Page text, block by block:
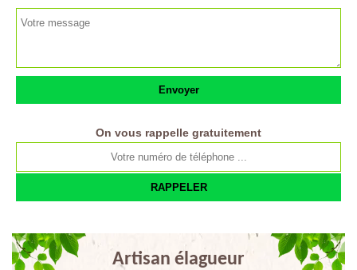
On vous rappelle gratuitement
Artisan élagueur